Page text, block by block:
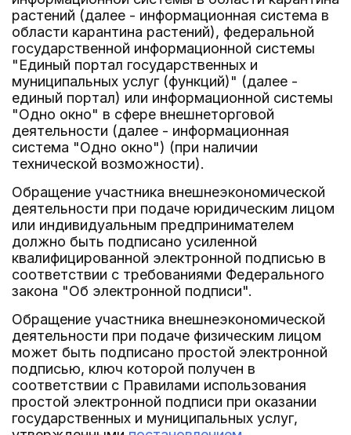
растений (далее - информационная система в
области карантина растений), федеральной
государственной информационной системы
"Единый портал государственных и
муниципальных услуг (функций)" (далее -
единый портал) или информационной системы
"Одно окно" в сфере внешнеторговой
деятельности (далее - информационная
система "Одно окно") (при наличии
технической возможности).
Обращение участника внешнеэкономической
деятельности при подаче юридическим лицом
или индивидуальным предпринимателем
должно быть подписано усиленной
квалифицированной электронной подписью в
соответствии с требованиями Федерального
закона "Об электронной подписи".
Обращение участника внешнеэкономической
деятельности при подаче физическим лицом
может быть подписано простой электронной
подписью, ключ которой получен в
соответствии с Правилами использования
простой электронной подписи при оказании
государственных и муниципальных услуг,